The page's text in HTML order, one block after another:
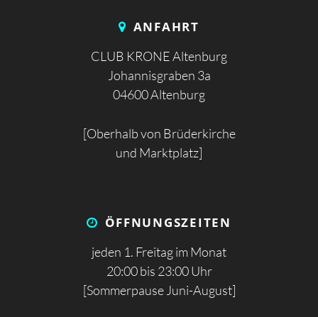
ANFAHRT
CLUB KRONE Altenburg
Johannisgraben 3a
04600 Altenburg
[Oberhalb von Brüderkirche
und Marktplatz]
ÖFFNUNGS­ZEITEN
jeden 1. Freitag im Monat
20:00 bis 23:00 Uhr
[Sommerpause Juni-August]